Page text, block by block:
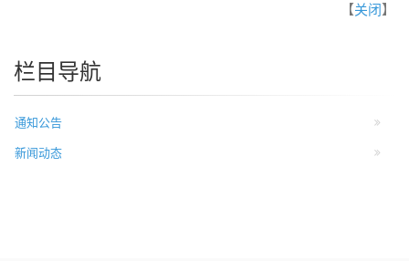
【关闭】
栏目导航
通知公告
新闻动态